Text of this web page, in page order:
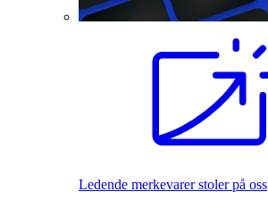
Ledende merkevarer stoler på oss